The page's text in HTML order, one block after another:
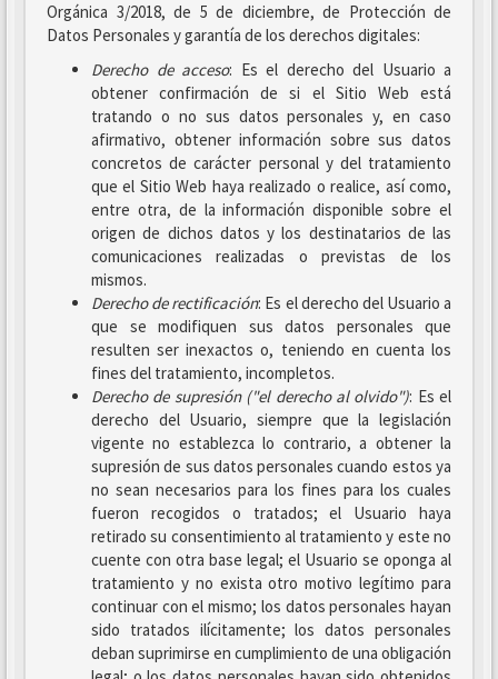
Orgánica 3/2018, de 5 de diciembre, de Protección de
Datos Personales y garantía de los derechos digitales:
Derecho de acceso: Es el derecho del Usuario a
obtener confirmación de si el Sitio Web está
tratando o no sus datos personales y, en caso
afirmativo, obtener información sobre sus datos
concretos de carácter personal y del tratamiento
que el Sitio Web haya realizado o realice, así como,
entre otra, de la información disponible sobre el
origen de dichos datos y los destinatarios de las
comunicaciones realizadas o previstas de los
mismos.
Derecho de rectificación: Es el derecho del Usuario a
que se modifiquen sus datos personales que
resulten ser inexactos o, teniendo en cuenta los
fines del tratamiento, incompletos.
Derecho de supresión ("el derecho al olvido"): Es el
derecho del Usuario, siempre que la legislación
vigente no establezca lo contrario, a obtener la
supresión de sus datos personales cuando estos ya
no sean necesarios para los fines para los cuales
fueron recogidos o tratados; el Usuario haya
retirado su consentimiento al tratamiento y este no
cuente con otra base legal; el Usuario se oponga al
tratamiento y no exista otro motivo legítimo para
continuar con el mismo; los datos personales hayan
sido tratados ilícitamente; los datos personales
deban suprimirse en cumplimiento de una obligación